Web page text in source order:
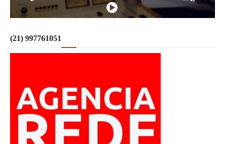
(21) 997761051